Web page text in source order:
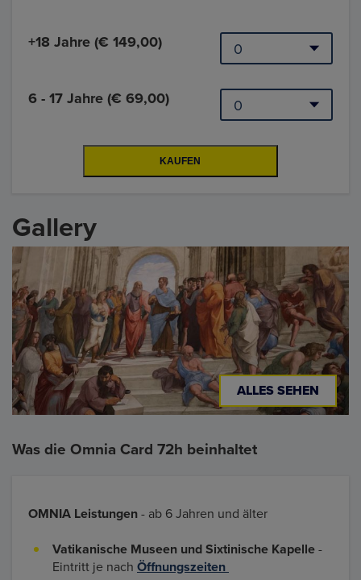
+18 Jahre (€ 149,00)
6 - 17 Jahre (€ 69,00)
Gallery
ALLES SEHEN
Was die Omnia Card 72h beinhaltet
OMNIA Leistungen - ab 6 Jahren und älter
Vatikanische Museen und Sixtinische Kapelle -
Eintritt je nach Öffnungszeiten